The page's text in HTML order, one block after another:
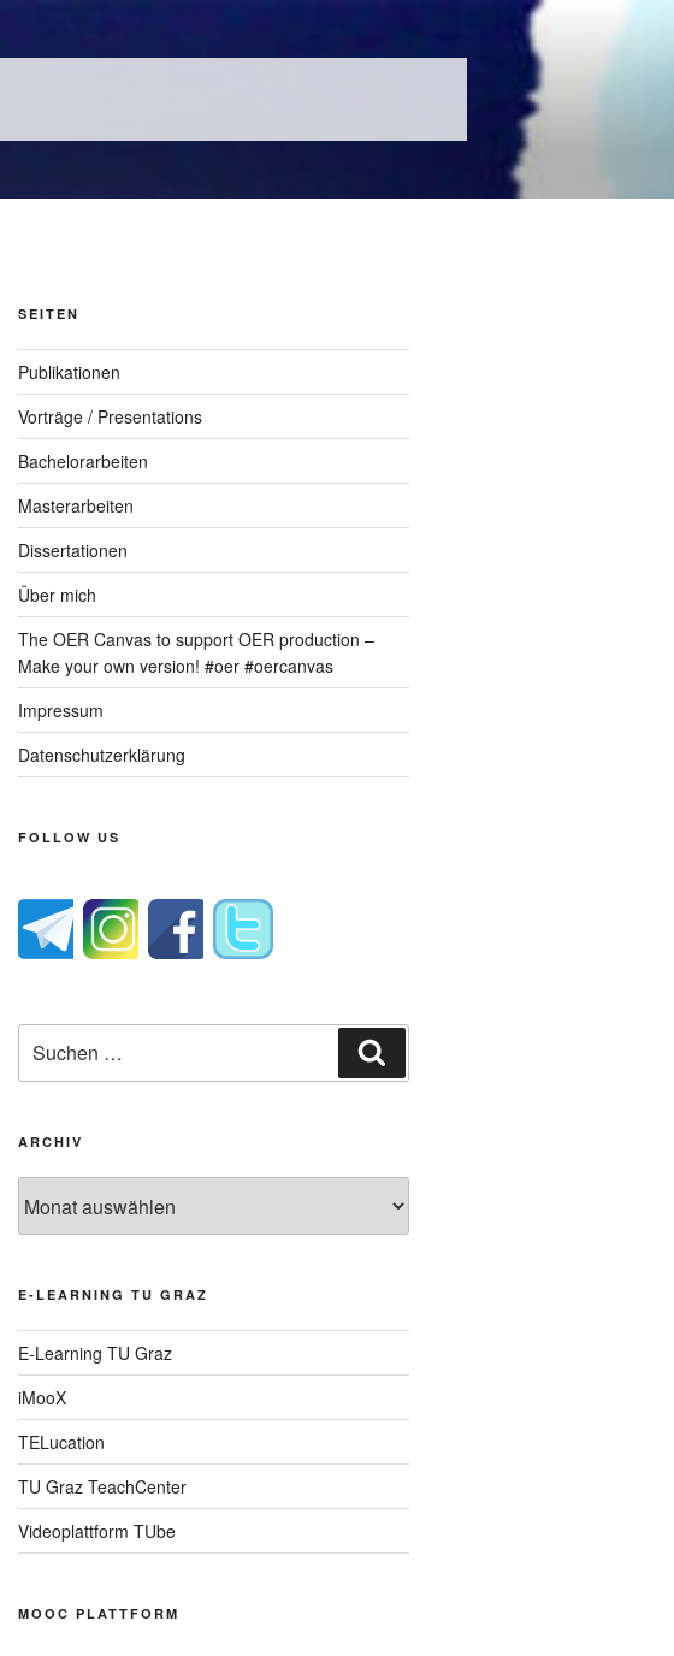
SEITEN
Publikationen
Vorträge / Presentations
Bachelorarbeiten
Masterarbeiten
Dissertationen
Über mich
The OER Canvas to support OER production –
Make your own version! #oer #oercanvas
Impressum
Datenschutzerklärung
FOLLOW US
nach:
ARCHIV
E-LEARNING TU GRAZ
E-Learning TU Graz
iMooX
TELucation
TU Graz TeachCenter
Videoplattform TUbe
MOOC PLATTFORM